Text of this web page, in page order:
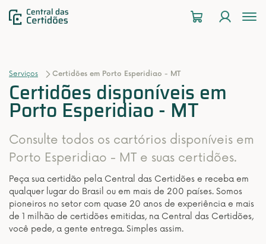
Serviços Certidões em Porto Esperidiao - MT
Certidões disponíveis em
Porto Esperidiao - MT
Consulte todos os cartórios disponíveis em
Porto Esperidiao - MT e suas certidões.
Peça sua certidão pela Central das Certidões e receba em
qualquer lugar do Brasil ou em mais de 200 países. Somos
pioneiros no setor com quase 20 anos de experiência e mais
de 1 milhão de certidões emitidas, na Central das Certidões,
você pede, a gente entrega. Simples assim.